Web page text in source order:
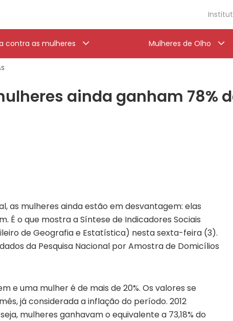
contra as mulheres Mulheres de Olho
ainda ganham 78%
as mulheres ainda estão em desvantagem: elas
É o que mostra a Síntese de Indicadores Sociais
de Geografia e Estatística) nesta sexta-feira (3).
da Pesquisa Nacional por Amostra de Domicílios
e uma mulher é de mais de 20%. Os valores se
já considerada a inflação do período. 2012
mulheres ganhavam o equivalente a 73,18% do